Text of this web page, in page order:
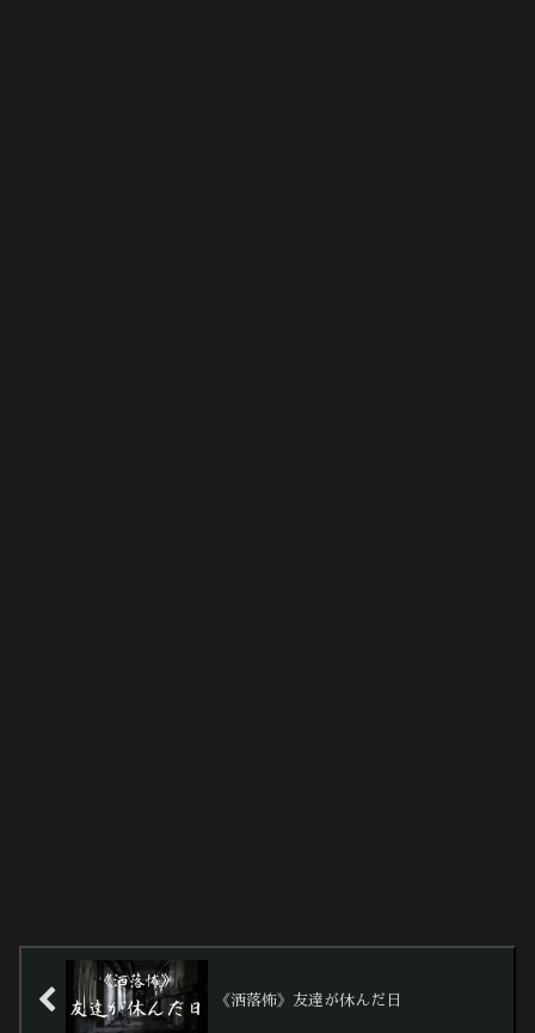
《洒落怖》友達が休んだ日